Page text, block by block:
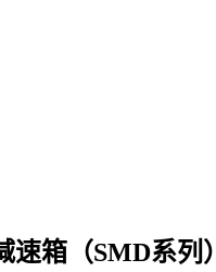
箱（SMD系列）